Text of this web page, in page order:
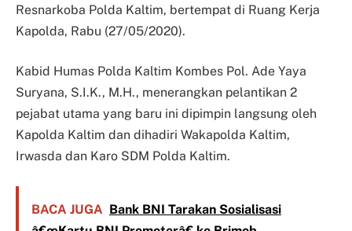
Resnarkoba Polda Kaltim, bertempat di Ruang Kerja
Kapolda, Rabu (27/05/2020).
Kabid Humas Polda Kaltim Kombes Pol. Ade Yaya
Suryana, S.I.K., M.H., menerangkan pelantikan 2
pejabat utama yang baru ini dipimpin langsung oleh
Kapolda Kaltim dan dihadiri Wakapolda Kaltim,
Irwasda dan Karo SDM Polda Kaltim.
BACA JUGA Bank BNI Tarakan Sosialisasi